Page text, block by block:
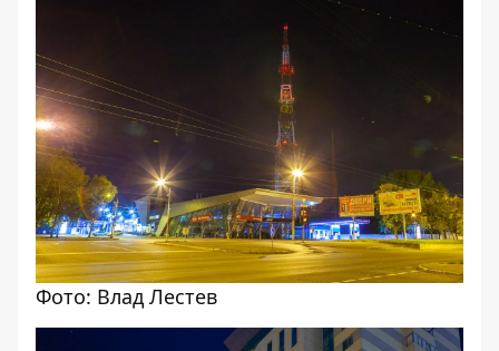
Фото: Влад Лестев